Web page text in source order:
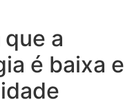
a
é baixa e